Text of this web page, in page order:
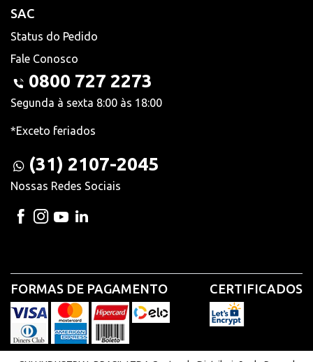
SAC
Status do Pedido
Fale Conosco
0800 727 2273
Segunda à sexta 8:00 às 18:00
*Exceto feriados
(31) 2107-2045
Nossas Redes Sociais
FORMAS DE PAGAMENTO CERTIFICADOS